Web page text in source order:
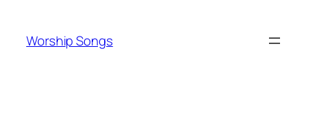
content
Worship Songs